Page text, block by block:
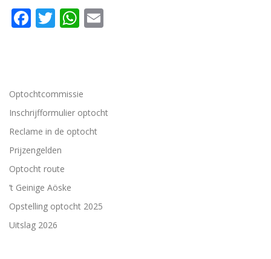
Facebook
TwitterWhatsApp
Optochtcommissie
Inschrijfformulier optocht
Reclame in de optocht
Prijzengelden
Optocht route
’t Geinige Aöske
Opstelling optocht 2025
Uitslag 2026